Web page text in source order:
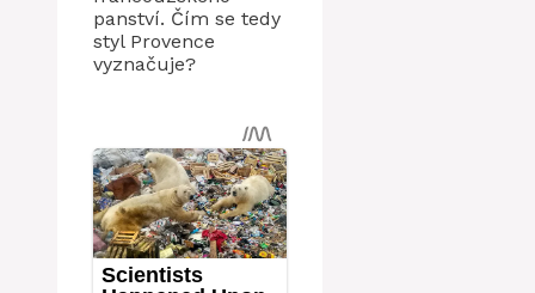
panství. Čím se tedy
styl Provence
vyznačuje?